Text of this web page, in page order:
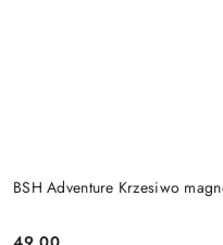
BSH Adventure Krzesiwo